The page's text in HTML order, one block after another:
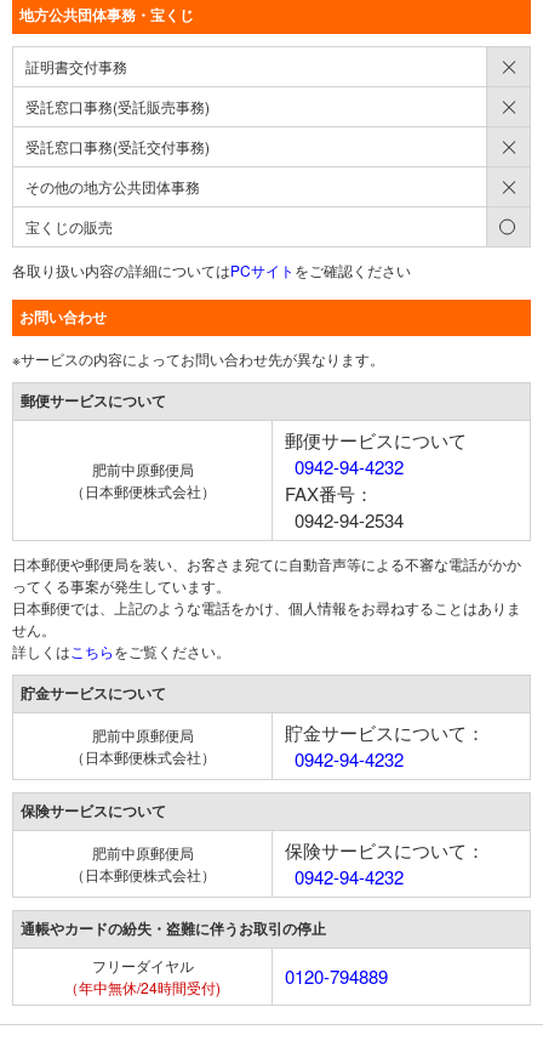
地方公共団体事務・宝くじ
証明書交付事務
受託窓口事務(受託販売事務)
受託窓口事務(受託交付事務)
その他の地方公共団体事務
宝くじの販売
各取り扱い内容の詳細についてはPCサイト をご確認ください
お問い合わせ
※サービスの内容によってお問い合わせ先が異なります。
郵便サービスについて
肥前中原郵便局
（日本郵便株式会社）
郵便サービスについて
0942-94-4232
FAX番号：
0942-94-2534
日本郵便や郵便局を装い、お客さま宛てに自動音声等による不審な電話がかか
ってくる事案が発生しています。
日本郵便では、上記のような電話をかけ、個人情報をお尋ねすることはありま
せん。
詳しくは こちらをご覧ください。
貯金サービスについて
肥前中原郵便局
（日本郵便株式会社）
貯金サービスについて：
0942-94-4232
保険サービスについて
肥前中原郵便局
（日本郵便株式会社）
保険サービスについて：
0942-94-4232
通帳やカードの紛失・盗難に伴うお取引の停止
フリーダイヤル
（年中無休/24時間受付)
0120-794889